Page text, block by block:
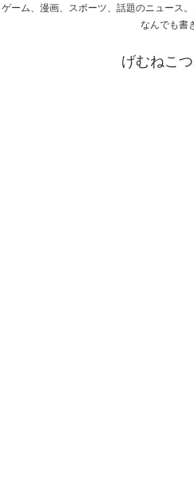
ゲーム、漫画、スポーツ、話題のニュース
なんでも書
げむねこ